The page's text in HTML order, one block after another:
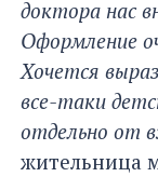
доктора нас
Оформление
Хочется
все-таки
отдельно от
жительница